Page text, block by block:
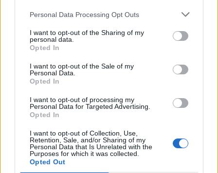
Personal Data Processing Opt Outs
I want to opt-out of the Sharing of my
personal data.
Opted In
I want to opt-out of the Sale of my
Personal Data.
Opted In
I want to opt-out of processing my
Personal Data for Targeted Advertising.
Opted In
I want to opt-out of Collection, Use,
Retention, Sale, and/or Sharing of my
Personal Data that Is Unrelated with the
Purposes for which it was collected.
Opted Out
Moltes gràcies per la consulta i una abraçada!
@psico_crisalbo
La Laura Centellas t'ha moderat el missatge amb el suport
Cristina Albó